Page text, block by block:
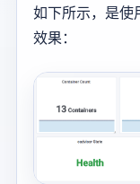
如下所示，是
效果：